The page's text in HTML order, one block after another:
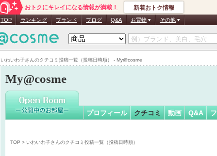
いわいわ子さんのクチコミ投稿一覧（投稿日時順） - My@cosme
おトクにキレイになる情報が満載！ 新着おトク情報
TOP ランキング ブランド ブログ Q&A お買物 その他
My@cosme
いわいわ子さん
プロフィール クチコミ 動画 Q&A
TOP > いわいわ子さんのクチコミ投稿一覧（投稿日時順）